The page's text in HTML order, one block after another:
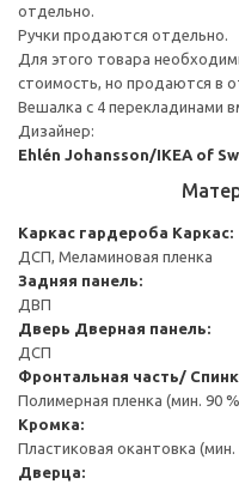
отдельно.
Ручки продаются отдельно.
Для этого товара
стоимость, но продаются в
Вешалка с 4 перекладинами
Дизайнер:
Ehlén Johansson/IKEA of
Каркас гардероба Каркас:
ДСП, Меламиновая пленка
Задняя панель:
ДВП
Дверь Дверная панель:
ДСП
Фронтальная часть/
Полимерная пленка (мин. 90
Кромка:
Пластиковая окантовка
Дверца: